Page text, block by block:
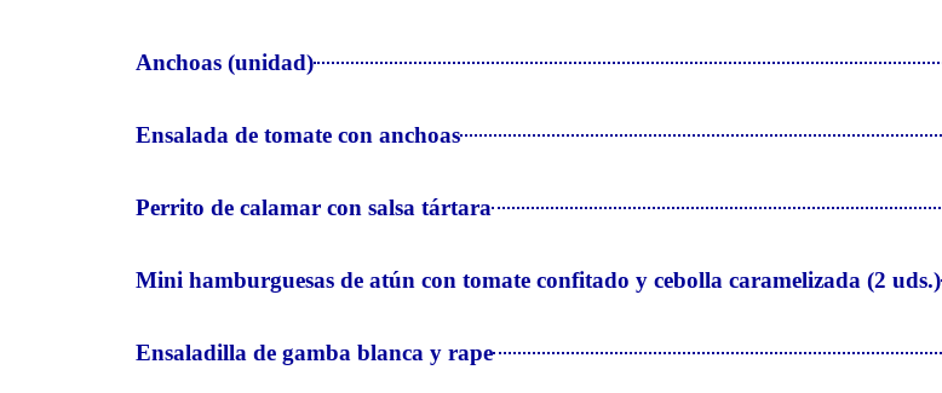
Anchoas (unidad)
Ensalada de tomate con anchoas
Perrito de calamar con salsa tártara
Mini hamburguesas de atún con tomate confitado y cebolla caramelizada (2 uds.)
Ensaladilla de gamba blanca y rape